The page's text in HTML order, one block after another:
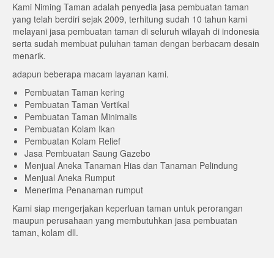
Kami Niming Taman adalah penyedia jasa pembuatan taman
yang telah berdiri sejak 2009, terhitung sudah 10 tahun kami
melayani jasa pembuatan taman di seluruh wilayah di indonesia
serta sudah membuat puluhan taman dengan berbacam desain
menarik.
adapun beberapa macam layanan kami.
Pembuatan Taman kering
Pembuatan Taman Vertikal
Pembuatan Taman Minimalis
Pembuatan Kolam Ikan
Pembuatan Kolam Relief
Jasa Pembuatan Saung Gazebo
Menjual Aneka Tanaman Hias dan Tanaman Pelindung
Menjual Aneka Rumput
Menerima Penanaman rumput
Kami siap mengerjakan keperluan taman untuk perorangan
maupun perusahaan yang membutuhkan jasa pembuatan
taman, kolam dll.